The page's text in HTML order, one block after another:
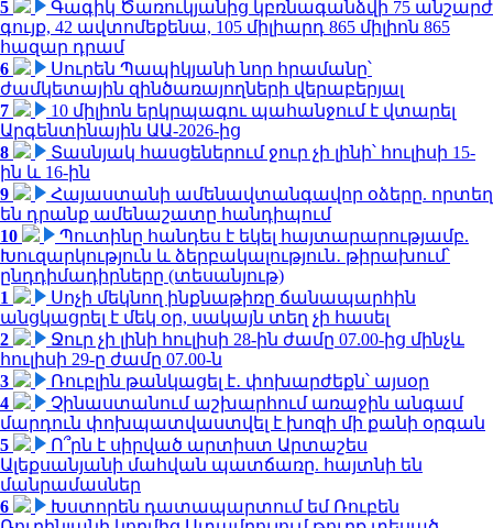
5
Գագիկ Ծառուկյանից կբռնագանձվի 75 անշարժ
գույք, 42 ավտոմեքենա, 105 միլիարդ 865 միլիոն 865
հազար դրամ
6
Սուրեն Պապիկյանի նոր հրամանը՝
ժամկետային զինծառայողների վերաբերյալ
7
10 միլիոն երկրպագու պահանջում է վտարել
Արգենտինային ԱԱ-2026-ից
8
Տասնյակ հասցեներում ջուր չի լինի՝ հուլիսի 15-
ին և 16-ին
9
Հայաստանի ամենավտանգավոր օձերը. որտեղ
են դրանք ամենաշատը հանդիպում
10
Պուտինը հանդես է եկել հայտարարությամբ.
Խուզարկություն և ձերբակալություն․ թիրախում՝
ընդդիմադիրները (տեսանյութ)
1
Սոչի մեկնող ինքնաթիռը ճանապարհին
անցկացրել է մեկ օր, սակայն տեղ չի հասել
2
Ջուր չի լինի հուլիսի 28-ին ժամը 07.00-ից մինչև
հուլիսի 29-ը ժամը 07.00-ն
3
Ռուբլին թանկացել է․ փոխարժեքն՝ այսօր
4
Չինաստանում աշխարհում առաջին անգամ
մարդուն փոխպատվաստվել է խոզի մի քանի օրգան
5
Ո՞րն է սիրված արտիստ Արտաշես
Ալեքսանյանի մահվան պատճառը. հայտնի են
մանրամասներ
6
Խստորեն դատապարտում եմ Ռուբեն